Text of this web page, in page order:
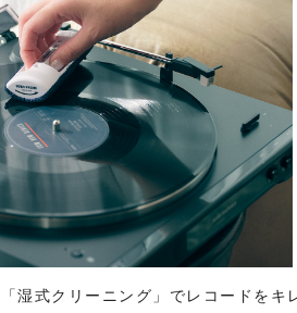
湿式クリーニング」でレコードをキ